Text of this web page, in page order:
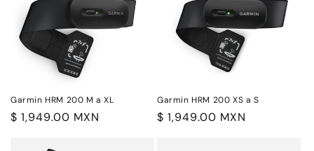
Garmin HRM 200 M a XL
Precio
$ 1,949.00 MXN
Garmin HRM 200 XS a S
Precio
$ 1,949.00 MXN